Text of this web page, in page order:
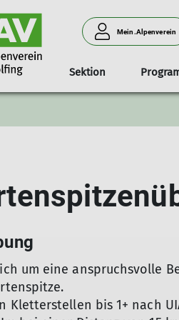
Mein.Alpenverein
Sektion
Aktuelles
Wintertouren
Skihochtouren
KletterkurseKlettergruppen
Gruppe Freitag
Gruppe Samstag
Bergsteigen Hochtouren
um eine anspruchsvolle
Kletterstellen bis 1+ nach